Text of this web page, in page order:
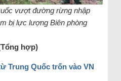
vượt đường rừng nhập
bị lực lượng Biên phòng
hợp)
Trung Quốc trốn vào VN